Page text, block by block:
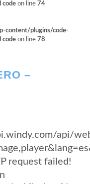
code on line 74
content/plugins/code-
code on line 78
–
api/
request failed!